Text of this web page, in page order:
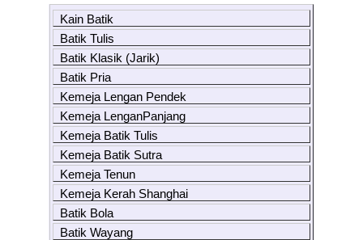
Kain Batik
Batik Tulis
Batik Klasik (Jarik)
Batik Pria
Kemeja Lengan Pendek
Kemeja LenganPanjang
Kemeja Batik Tulis
Kemeja Batik Sutra
Kemeja Tenun
Kemeja Kerah Shanghai
Batik Bola
Batik Wayang